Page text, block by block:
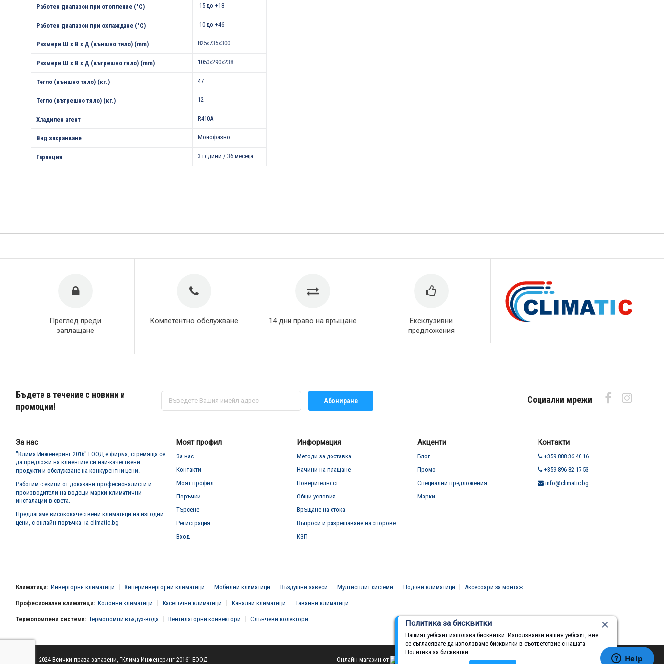
Политика за бисквитки
Нашият уебсайт използва бисквитки. Използвайки нашия уебсайт, вие
се съгласявате да използваме бисквитки в съответствие с нашата
Политика за бисквитки.
Работен диапазон при отопление (°С) -15 до +18
Работен диапазон при охлаждане (°С) -10 до +46
Размери Ш х В х Д (външно тяло) (mm) 825x735x300
Размери Ш х В х Д (вътрешно тяло) (mm) 1050x290x238
Тегло (външно тяло) (кг.) 47
Тегло (вътрешно тяло) (кг.) 12
Хладилен агент R410A
Вид захранване Монофазно
Гаранция 3 години / 36 месеца
Преглед преди
заплащане
Компетентно обслужване 14 дни право на връщане
Ексклузивни
предложения
Бъдете в течение с новини и
промоции!
Абонирай
за
Абониране Социални мрежи
За нас
"Клима Инженеринг 2016" ЕООД е фирма, стремяща се
да предложи на клиентите си най-качествени
продукти и обслужване на конкурентни цени.
Работим с екипи от доказани професионалисти и
производители на водещи марки климатични
инсталации в света.
Предлагаме висококачествени климатици на изгодни
цени, с онлайн поръчка на climatic.bg
Моят профил
За нас
Контакти
Моят профил
Поръчки
Търсене
Регистрация
Вход
Информация
Методи за доставка
Начини на плащане
Поверителност
Общи условия
Връщане на стока
Въпроси и разрешаване на спорове
КЗП
Акценти
Блог
Промо
Специални предложения
Марки
Контакти
+359 888 36 40 16
+359 896 82 17 53
info@climatic.bg
Климатици: Инверторни климатици Хиперинверторни климатици Мобилни климатици Въздушни завеси Мултисплит системи Подови климатици Аксесоари за монтаж
Професионални климатици: Колонни климатици Касетъчни климатици Канални климатици Таванни климатици
Термопомпени системи: Термопомпи въздух-вода Вентилаторни конвектори Слънчеви колектори
© 2016 - 2024 Всички права запазени, "Клима Инженеринг 2016" ЕООД Онлайн магазин от